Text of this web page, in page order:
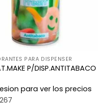
PARA DISPENSER
P/DISP.ANTITABACO
para ver los precios